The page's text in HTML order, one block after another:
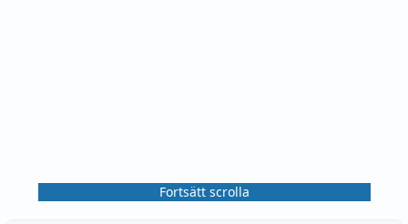
Fortsätt scrolla